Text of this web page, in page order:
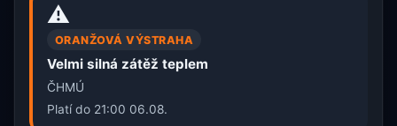
⚠️
ORANŽOVÁ VÝSTRAHA
Velmi silná zátěž teplem
ČHMÚ
Platí do 21:00 06.08.